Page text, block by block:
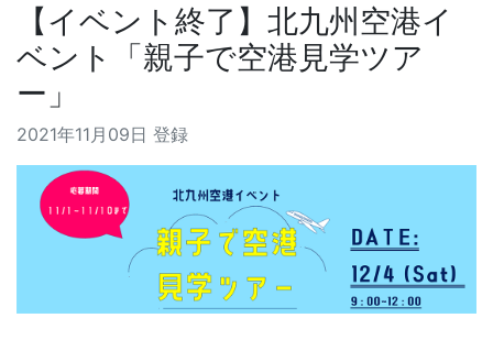
【イベント終了】北九州空港イ
ベント「親子で空港見学ツア
ー」
2021年11月09日 登録